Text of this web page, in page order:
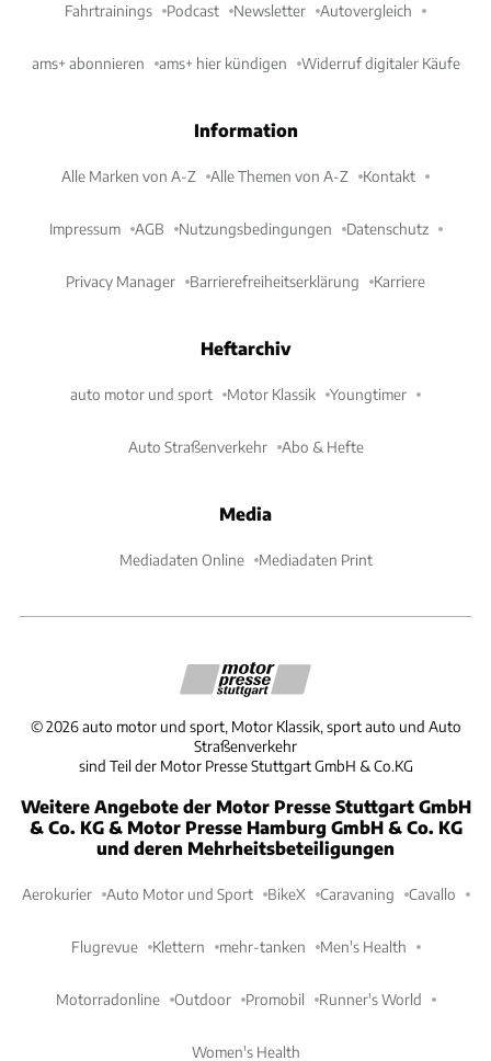
Fahrtrainings Podcast Newsletter Autovergleich
ams+ abonnieren ams+ hier kündigen Widerruf digitaler Käufe
Information
Alle Marken von A-Z Alle Themen von A-Z Kontakt
Impressum AGB Nutzungsbedingungen Datenschutz
Privacy Manager Barrierefreiheitserklärung Karriere
Heftarchiv
auto motor und sport Motor Klassik Youngtimer
Auto Straßenverkehr Abo & Hefte
Media
Mediadaten Online Mediadaten Print
©2026 auto motor und sport, Motor Klassik, sport auto und Auto
Straßenverkehr
sind Teil der Motor Presse Stuttgart GmbH & Co.KG
Weitere Angebote der Motor Presse Stuttgart GmbH
& Co. KG & Motor Presse Hamburg GmbH & Co. KG
und deren Mehrheitsbeteiligungen
Aerokurier Auto Motor und Sport BikeX Caravaning Cavallo
Flugrevue Klettern mehr-tanken Men's Health
Motorradonline Outdoor Promobil Runner's World
Women's Health